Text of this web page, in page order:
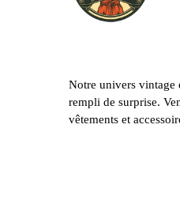
page
Notre univers vintage
rempli de surprise.
vêtements et